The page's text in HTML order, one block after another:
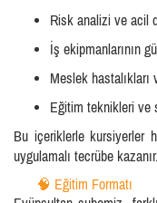
Risk analizi ve acil
İş ekipmanlarının
Meslek
Eğitim teknikleri ve
Bu içeriklerle kursiyerler
uygulamalı tecrübe kazanır.
🧠 Eğitim Formatı